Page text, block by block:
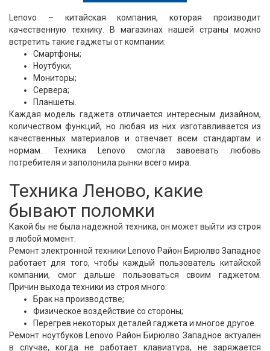
Lenovo – китайская компания, которая производит
качественную технику. В магазинах нашей страны можно
встретить такие гаджеты от компании:
Смартфоны;
Ноутбуки;
Мониторы;
Сервера;
Планшеты.
Каждая модель гаджета отличается интересным дизайном,
количеством функций, но любая из них изготавливается из
качественных материалов и отвечает всем стандартам и
нормам. Техника Lenovo смогла завоевать любовь
потребителя и заполонила рынки всего мира.
Техника Леново, какие
бывают поломки
Какой бы не была надежной техника, он может выйти из строя
в любой момент.
Ремонт электронной техники Lenovo Район Бирюлво Западное
работает для того, чтобы каждый пользователь китайской
компании, смог дальше пользоваться своим гаджетом.
Причин выхода техники из строя много:
Брак на производстве;
Физическое воздействие со стороны;
Перегрев некоторых деталей гаджета и многое другое.
Ремонт ноутбуков Lenovo Район Бирюлво Западное актуален
в случае, когда не работает клавиатура, не заряжается